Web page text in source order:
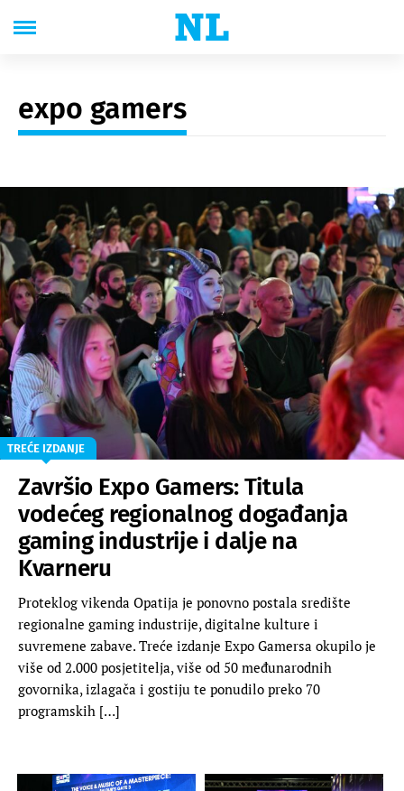
expo gamers
TREĆE IZDANJE
Završio Expo Gamers: Titula
vodećeg regionalnog događanja
gaming industrije i dalje na
Kvarneru
Proteklog vikenda Opatija je ponovno postala središte
regionalne gaming industrije, digitalne kulture i
suvremene zabave. Treće izdanje Expo Gamersa okupilo je
više od 2.000 posjetitelja, više od 50 međunarodnih
govornika, izlagača i gostiju te ponudilo preko 70
programskih […]